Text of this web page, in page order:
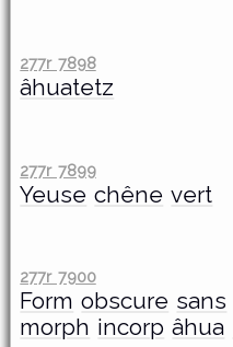
277r 7898
âhuatetz
277r 7899
Yeuse chêne vert
277r 7900
Form obscure sans
morph incorp âhua